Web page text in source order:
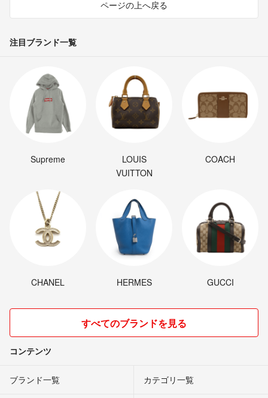
ページの上へ戻る
注目ブランド一覧
Supreme
LOUIS
VUITTON
COACH
CHANEL HERMES GUCCI
すべてのブランドを見る
コンテンツ
ブランド一覧 カテゴリ一覧